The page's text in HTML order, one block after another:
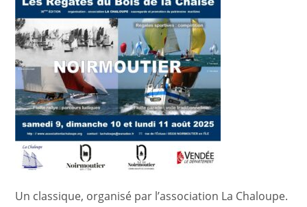
Un classique, organisé par l’association La Chaloupe.